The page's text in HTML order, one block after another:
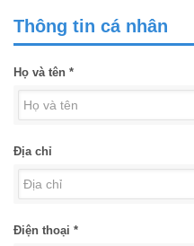
Thông tin cá nhân
Họ và tên *
Địa chỉ
Điện thoại *